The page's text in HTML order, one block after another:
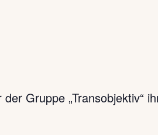
Gruppe „Transobjektiv“